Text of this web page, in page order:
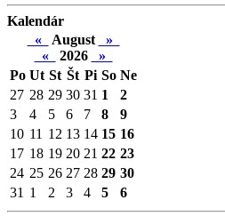
Kalendár
«
August
»
«
2026
»
Po Ut St Št Pi So Ne
27 28 29 30 31 1
2
3
4 5 6 7 8
9
10 11 12 13 14 15 16
17 18 19 20 21 22 23
24 25 26 27 28 29 30
31 1 2 3 4 5 6